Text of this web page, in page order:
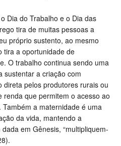
Dia do Trabalho e o Dia das
tira de muitas pessoas a
próprio sustento, ao mesmo
tira a oportunidade de
O trabalho continua sendo uma
sustentar a criação com
pelos produtores rurais ou
renda que permitem o acesso ao
a maternidade é uma
da vida, mantendo a
em Gênesis, “multipliquem-